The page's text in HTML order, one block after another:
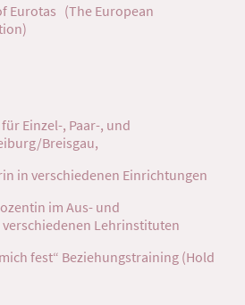
Eurotas (The European
Einzel-, Paar-, und
Breisgau,
in verschiedenen Einrichtungen
im Aus- und
Lehrinstituten
fest“ Beziehungstraining (Hold